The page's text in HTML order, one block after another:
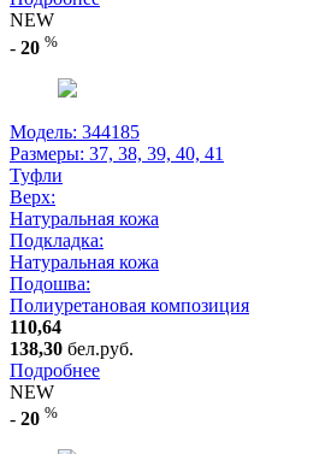
NEW
- 20 %
Модель: 344185
Размеры: 37, 38, 39, 40, 41
Туфли
Верх:
Натуральная кожа
Подкладка:
Натуральная кожа
Подошва:
Полиуретановая композиция
110,64
138,30 бел.руб.
Подробнее
NEW
- 20 %